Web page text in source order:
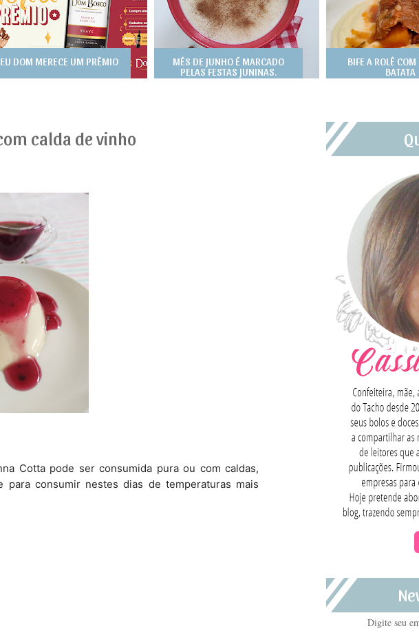
DOM MERECE UM PRÊMIO
MÊS DE JUNHO É MARCADO
PELAS FESTAS JUNINAS.
BIFE A ROLÊ COM
BATATA
calda de vinho
Cotta pode ser consumida pura ou com caldas,
consumir nestes dias de temperaturas mais
Digite seu